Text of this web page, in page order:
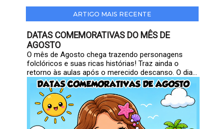
ARTIGO MAIS RECENTE
DATAS COMEMORATIVAS DO MÊS DE
AGOSTO
O mês de Agosto chega trazendo personagens
folclóricos e suas ricas histórias! Traz ainda o
retorno às aulas após o merecido descanso. O dia...